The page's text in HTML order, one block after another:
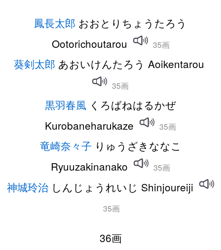
鳳長太郎 おおとりちょうたろう
Ootorichoutarou
35画
葵剣太郎 あおいけんたろう Aoikentarou
35画
黒羽春風 くろばねはるかぜ
Kurobaneharukaze
35画
竜崎奈々子 りゅうざきななこ
Ryuuzakinanako
35画
神城玲治 しんじょうれいじ Shinjoureiji
35画
36画